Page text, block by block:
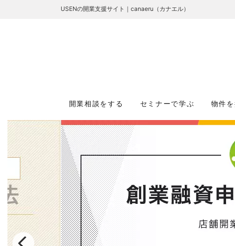
開業相談をする セミナーで学ぶ 物件
USENの開業支援サイト｜canaeru（カナエル）